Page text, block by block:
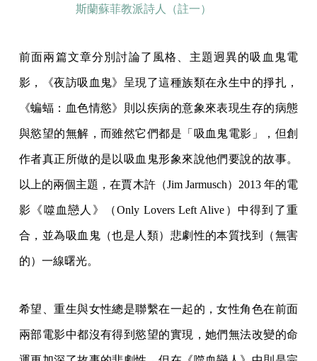
斯蘭蘇菲教派詩人（註一）
前面兩篇文章分別討論了風格、主題迥異的吸血鬼電
影，《夜訪吸血鬼》呈現了這種族類在永生中的掙扎，
《蝙蝠：血色情慾》則以疾病的意象來表現生存的病態
與慾望的無解，而雖然它們都是「吸血鬼電影」，但創
作者真正所做的是以吸血鬼形象來說他們要說的故事。
以上的兩個主題，在賈木許（Jim Jarmusch）2013 年的電
影《噬血戀人》（Only Lovers Left Alive）中得到了重
合，並為吸血鬼（也是人類）悲劇性的本質找到（無害
的）一線曙光。
希望、重生與女性總是聯繫在一起的，女性角色在前面
兩部電影中都沒有得到慾望的實現，她們無法改變的命